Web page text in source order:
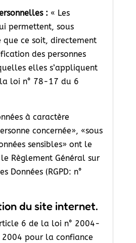
: « Les
permettent, sous
ce soit, directement
des personnes
elles s’appliquent
loi n° 78-17 du 6
à caractère
concernée», «sous
sensibles» ont le
Règlement Général sur
Données (RGPD: n°
du site internet.
6 de la loi n° 2004-
pour la confiance